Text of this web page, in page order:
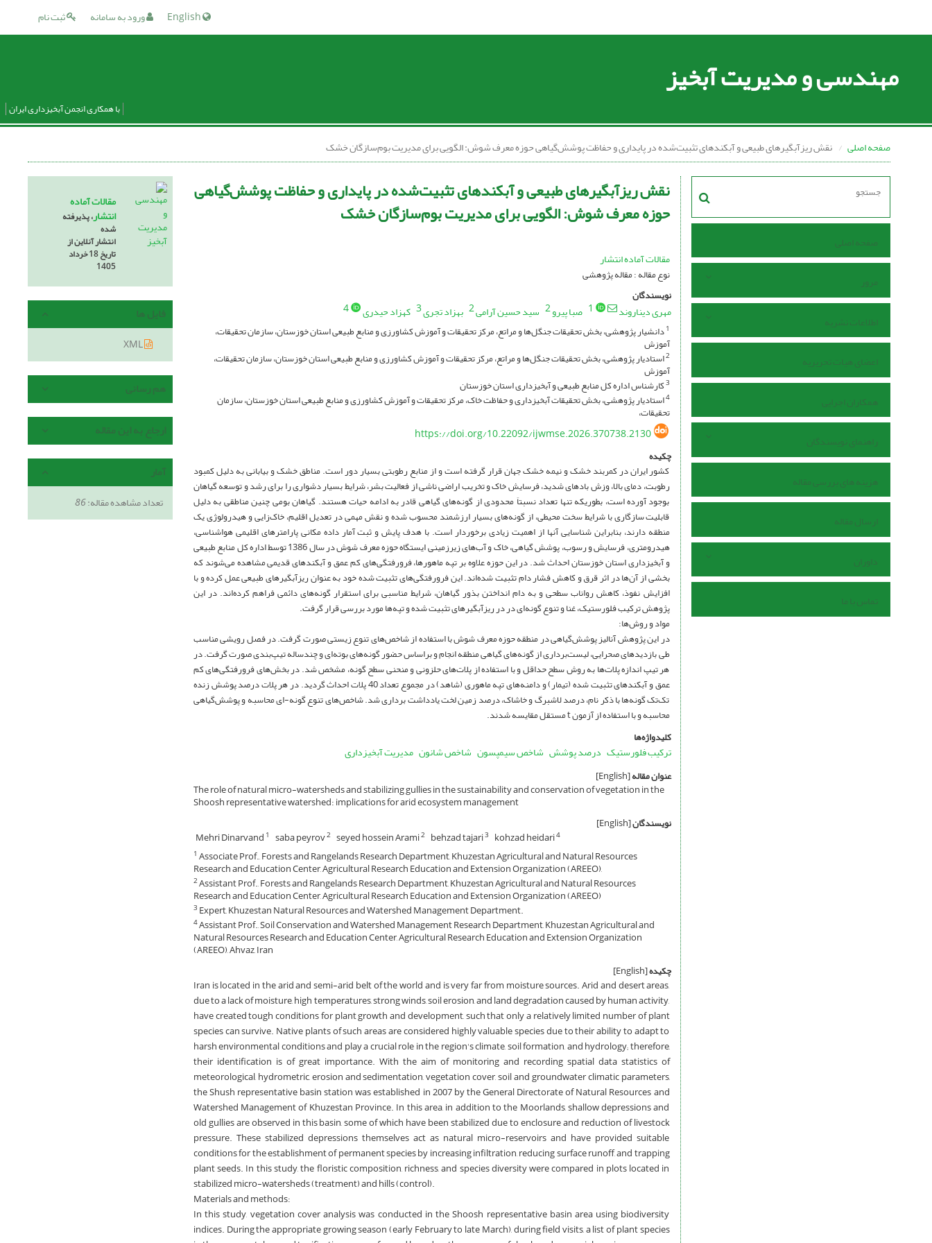
ثبت نام ورود به سامانه
مهندسی و مدیریت آبخیز
با همکاری انجمن آبخیزداری ایران
صفحه اصلی نقش ریزآبگیرهای طبیعی و آبکندهای تثبیت‌شده در پایداری و حفاظت پوشش‌گیاهی حوزه معرف شوش: الگویی برای مدیریت بوم‌سازگان خشک
صفحه اصلی
مرور
اطلاعات نشریه
اعضای هیات تحریریه
همکاران اجرایی
راهنمای نویسندگان
هزینه های بررسی مقاله
ارسال مقاله
داوران
تماس با ما
نقش ریزآبگیرهای طبیعی و آبکندهای تثبیت‌شده در پایداری و حفاظت پوشش‌گیاهی
حوزه معرف شوش: الگویی برای مدیریت بوم‌سازگان خشک
مقالات آماده انتشار
نوع مقاله : مقاله پژوهشی
نویسندگان
مهری دیناروند 1 صبا پیرو2 سید حسین آرامی2 بهزاد تجری3 کهزاد حیدری 4
1دانشیار پژوهشی، بخش تحقیقات جنگل‌ها و مراتع، مرکز تحقیقات و آموزش کشاورزی و منابع طبیعی استان خوزستان، سازمان تحقیقات،
آموزش
2استادیار پژوهشی، بخش تحقیقات جنگل‌ها و مراتع، مرکز تحقیقات و آموزش کشاورزی و منابع طبیعی استان خوزستان، سازمان تحقیقات،
آموزش
3کارشناس اداره کل منابع طبیعی و آبخیزداری استان خوزستان
4استادیار پژوهشی، بخش تحقیقات آبخیزداری و حفاظت خاک، مرکز تحقیقات و آموزش کشاورزی و منابع طبیعی استان خوزستان، سازمان
تحقیقات،
https://doi.org/10.22092/ijwmse.2026.370738.2130
چکیده
کشور ایران در کمربند خشک و نیمه خشک جهان قرار گرفته است و از منابع رطوبتی بسیار دور است. مناطق خشک و بیابانی به دلیل کمبود
رطوبت، دمای بالا، وزش بادهای شدید، فرسایش خاک و تخریب اراضی ناشی از فعالیت بشر، شرایط بسیار دشواری را برای رشد و توسعه گیاهان
بوجود آورده است، بطوریکه تنها تعداد نسبتاَ محدودی از گونه‌های گیاهی قادر به ادامه حیات هستند. گیاهان بومی چنین مناطقی به دلیل
قابلیت سازگاری با شرایط سخت محیطی، از گونه‌های بسیار ارزشمند محسوب شده و نقش مهمی در تعدیل اقلیم، خاک‌زایی و هیدرولوژی یک
منطقه دارند، بنابراین شناسایی آنها از اهمیت زیادی برخوردار است. با هدف پایش و ثبت آمار داده مکانی پارامترهای اقلیمی هواشناسی،
هیدرومتری، فرسایش و رسوب، پوشش گیاهی، خاک و آب‌های زیرزمینی ایستگاه حوزه معرف شوش در سال 1386 توسط اداره کل منابع طبیعی
و آبخیزداری استان خوزستان احداث شد. در این حوزه علاوه بر تپه ماهورها، فرورفتگی‌های کم عمق و آبکندهای قدیمی مشاهده می‌شوند که
بخشی از آن‌ها در اثر قرق و کاهش فشار دام تثبیت شده‌اند. این فرورفتگی‌های تثبیت شده خود به عنوان ریزآبگیرهای طبیعی عمل کرده و با
افزایش نفوذ، کاهش رواناب سطحی و به دام انداختن بذور گیاهان، شرایط مناسبی برای استقرار گونه‌های دائمی فراهم کرده‌اند. در این
پژوهش ترکیب فلورستیک، غنا و تنوع گونه‌ای در در ریزآبگیرهای تثبیت شده و تپه‌ها مورد بررسی قرار گرفت.
مواد و روش‌ها:
در این پژوهش آنالیز پوشش‌گیاهی در منطقه حوزه معرف شوش با استفاده از شاخص‌های تنوع زیستی صورت گرفت. در فصل رویشی مناسب
طی بازدیدهای صحرایی، لیست‌برداری از گونه‌های گیاهی منطقه انجام و براساس حضور گونه‌های بوته‌ای و چندساله تیپ‌بندی صورت گرفت. در
هر تیپ اندازه پلات‌ها به روش سطح حداقل و با استفاده از پلات‌های حلزونی و منحنی سطح گونه، مشخص شد. در بخش‌های فرورفتگی‌های کم
عمق و آبکندهای تثبیت شده (تیمار) و دامنه‌های تپه‌ ماهوری (شاهد) در مجموع تعداد 40 پلات احداث گردید. در هر پلات درصد پوشش زنده
تک‌تک گونه‌ها با ذکر نام، درصد لاشبرگ و خاشاک، درصد زمین لخت یادداشت برداری شد. شاخص‌های تنوع گونه-ای محاسبه و پوشش‌گیاهی
محاسبه و با استفاده از آزمون t مستقل مقایسه شدند.
کلیدواژه‌ها
ترکیب فلورستیک درصد پوشش شاخص سیمپسون شاخص شانون مدیریت آبخیزداری
عنوان مقاله[English]
The role of natural micro-watersheds and stabilizing gullies in the sustainability and conservation of vegetation in the
Shoosh representative watershed: implications for arid ecosystem management
نویسندگان[English]
Mehri Dinarvand 1 saba peyrov2 seyed hossein Arami2 behzad tajari3 kohzad heidari4
1 Associate Prof., Forests and Rangelands Research Department, Khuzestan Agricultural and Natural Resources
Research and Education Center, Agricultural Research Education and Extension Organization (AREEO),
2Assistant Prof., Forests and Rangelands Research Department, Khuzestan Agricultural and Natural Resources
Research and Education Center, Agricultural Research Education and Extension Organization (AREEO)
3 Expert, Khuzestan Natural Resources and Watershed Management Department.
4Assistant Prof., Soil Conservation and Watershed Management Research Department, Khuzestan Agricultural and
Natural Resources Research and Education Center, Agricultural Research Education and Extension Organization
(AREEO), Ahvaz, Iran
چکیده[English]
Iran is located in the arid and semi-arid belt of the world and is very far from moisture sources. Arid and desert areas,
due to a lack of moisture, high temperatures, strong winds, soil erosion, and land degradation caused by human activity,
have created tough conditions for plant growth and development, such that only a relatively limited number of plant
species can survive. Native plants of such areas are considered highly valuable species due to their ability to adapt to
harsh environmental conditions and play a crucial role in the region's climate, soil formation, and hydrology; therefore,
their identification is of great importance. With the aim of monitoring and recording spatial data statistics of
meteorological, hydrometric, erosion and sedimentation, vegetation cover, soil and groundwater climatic parameters,
the Shush representative basin station was established in 2007 by the General Directorate of Natural Resources and
Watershed Management of Khuzestan Province. In this area, in addition to the Moorlands, shallow depressions and
old gullies are observed in this basin, some of which have been stabilized due to enclosure and reduction of livestock
pressure. These stabilized depressions themselves act as natural micro-reservoirs and have provided suitable
conditions for the establishment of permanent species by increasing infiltration, reducing surface runoff, and trapping
plant seeds. In this study, the floristic composition, richness, and species diversity were compared in plots located in
stabilized micro-watersheds (treatment) and hills (control).
Materials and methods:
In this study, vegetation cover analysis was conducted in the Shoosh representative basin area using biodiversity
indices. During the appropriate growing season (early February to late March), during field visits, a list of plant species
مقالات آماده
انتشار، پذیرفته
شده
انتشار آنلاین از
تاریخ 18 خرداد
1405
فایل ها
XML
هم رسانی
ارجاع به این مقاله
آمار
تعداد مشاهده مقاله:86